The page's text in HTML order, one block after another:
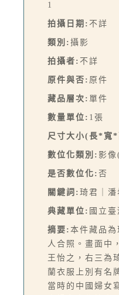
1
拍攝日期: 不詳
類別: 攝影
拍攝者: 不詳
原件與否: 原件
藏品層次: 單件
數量單位: 1張
尺寸大小(長*寬
數位化類別: 影
是否數位化: 否
關鍵詞: 琦君｜潘
典藏單位: 國立
摘要: 本件藏品
人合照。畫面中
王怡之，右三為
蘭衣服上別有名
當時的中國婦女